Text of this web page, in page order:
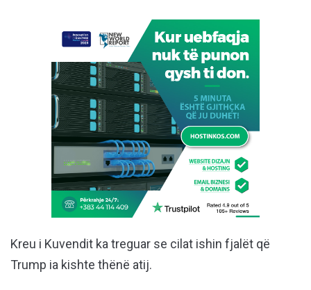
Kreu i Kuvendit ka treguar se cilat ishin fjalët që
Trump ia kishte thënë atij.